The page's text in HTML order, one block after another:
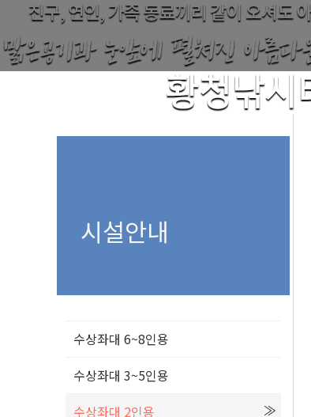
츠
시설안내
수상좌대 6~8인용
수상좌대 3~5인용
수상좌대 2인용